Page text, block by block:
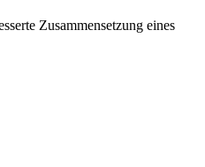
Zusammensetzung eines